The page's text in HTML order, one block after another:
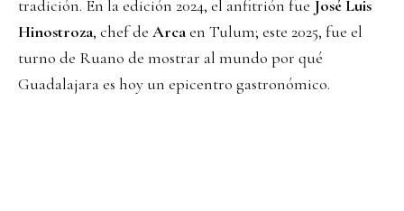
tradición. En la edición 2024, el anfitrión fue José Luis
Hinostroza, chef de Arcaen Tulum; este 2025, fue el
turno de Ruano de mostrar al mundo por qué
Guadalajara es hoy un epicentro gastronómico.